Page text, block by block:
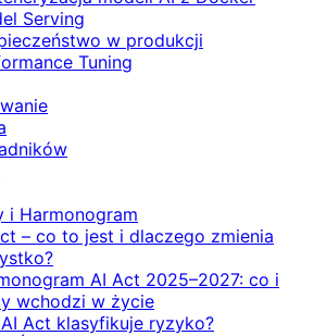
Serving
w produkcji
Tuning
i Harmonogram
– co to jest i dlaczego zmienia
AI Act 2025–2027: co i
wchodzi w życie
Act klasyfikuje ryzyko?